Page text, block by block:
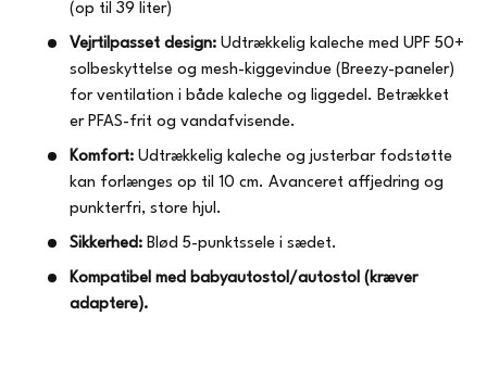
(op til 39 liter)
Vejrtilpasset design: Udtrækkelig kaleche med UPF 50+
solbeskyttelse og mesh-kiggevindue (Breezy-paneler)
for ventilation i både kaleche og liggedel. Betrækket
er PFAS-frit og vandafvisende.
Komfort: Udtrækkelig kaleche og justerbar fodstøtte
kan forlænges op til 10 cm. Avanceret affjedring og
punkterfri, store hjul.
Sikkerhed: Blød 5-punktssele i sædet.
Kompatibel med babyautostol/autostol (kræver
adaptere).